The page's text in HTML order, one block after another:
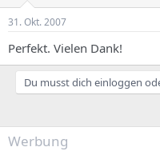
31. Okt. 2007
Perfekt. Vielen Dank!
Du musst dich einloggen
Werbung